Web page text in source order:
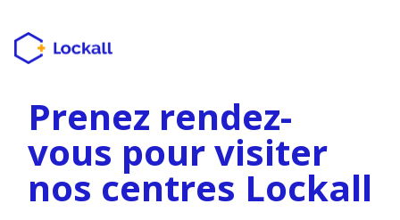
Prenez rendez-
vous pour visiter
nos centres Lockall